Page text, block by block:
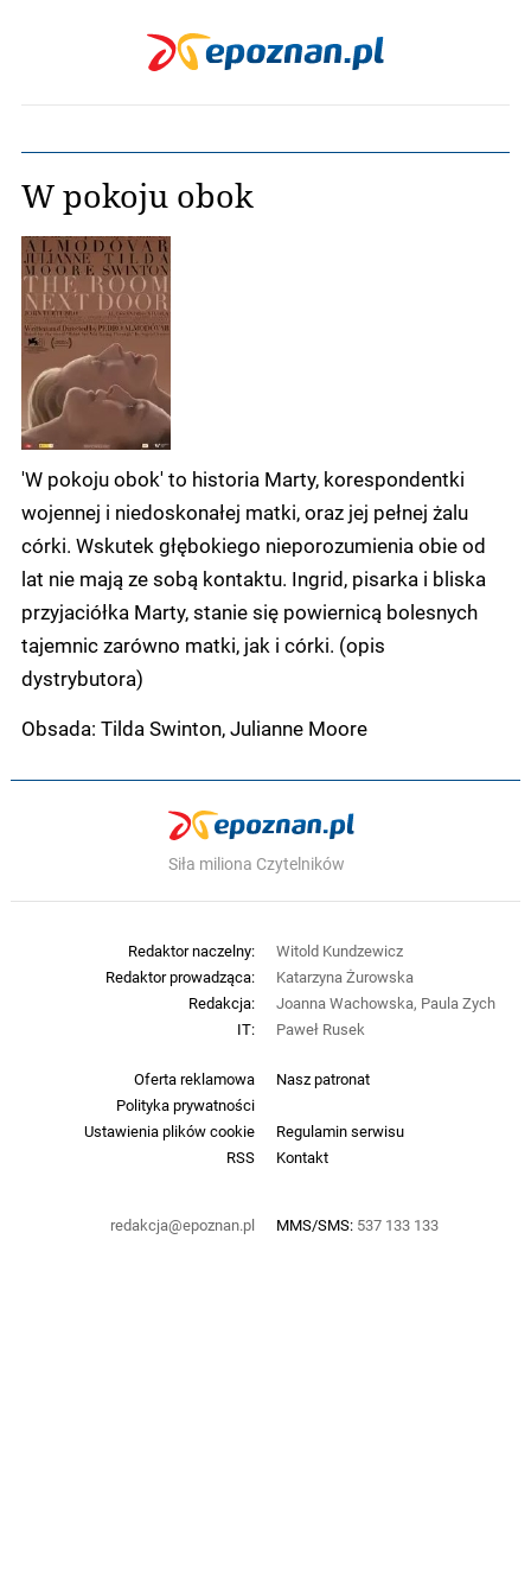
W pokoju obok
'W pokoju obok' to historia Marty, korespondentki
wojennej i niedoskonałej matki, oraz jej pełnej żalu
córki. Wskutek głębokiego nieporozumienia obie od
lat nie mają ze sobą kontaktu. Ingrid, pisarka i bliska
przyjaciółka Marty, stanie się powiernicą bolesnych
tajemnic zarówno matki, jak i córki. (opis
dystrybutora)
Obsada: Tilda Swinton, Julianne Moore
Siła miliona Czytelników
Oferta reklamowa
Nasz patronat
Polityka prywatności
Ustawienia plików cookie
Regulamin serwisu
RSS
Kontakt
redakcja@epoznan.pl MMS/SMS: 537 133 133
Redaktor naczelny:
Witold Kundzewicz
Redaktor prowadząca:
Katarzyna Żurowska
Redakcja:
Joanna Wachowska, Paula Zych
IT:
Paweł Rusek